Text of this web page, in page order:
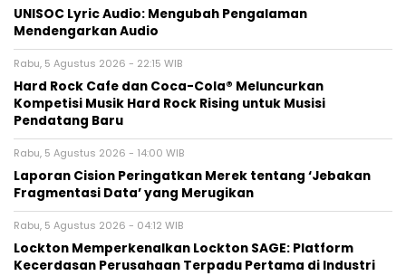
UNISOC Lyric Audio: Mengubah Pengalaman
Mendengarkan Audio
Rabu, 5 Agustus 2026 - 22:15 WIB
Hard Rock Cafe dan Coca-Cola® Meluncurkan
Kompetisi Musik Hard Rock Rising untuk Musisi
Pendatang Baru
Rabu, 5 Agustus 2026 - 14:00 WIB
Laporan Cision Peringatkan Merek tentang ‘Jebakan
Fragmentasi Data’ yang Merugikan
Rabu, 5 Agustus 2026 - 04:12 WIB
Lockton Memperkenalkan Lockton SAGE: Platform
Kecerdasan Perusahaan Terpadu Pertama di Industri